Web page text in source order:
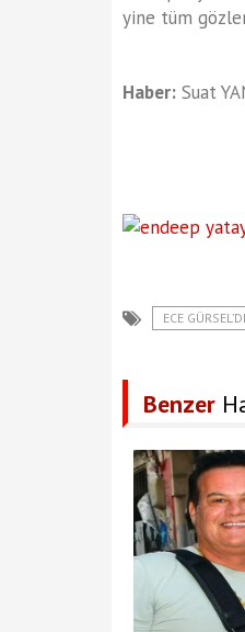
yine tüm
Haber: Suat
ECE
Benzer